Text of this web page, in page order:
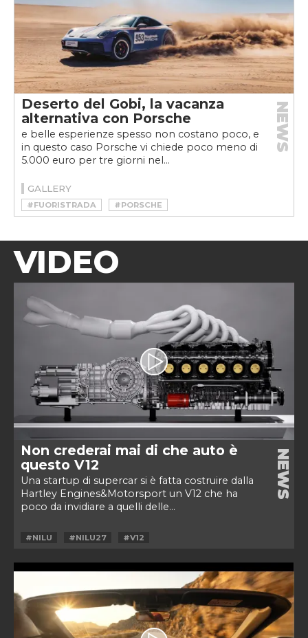
Deserto del Gobi, la vacanza
alternativa con Porsche
e belle esperienze spesso non costano poco, e
in questo caso Porsche vi chiede poco meno di
5.000 euro per tre giorni nel...
NEWS
GALLERY
#FUORISTRADA #PORSCHE
VIDEO
Non crederai mai di che auto è
questo V12
Una startup di supercar si è fatta costruire dalla
Hartley Engines&Motorsport un V12 che ha
poco da invidiare a quelli delle...
NEWS
#NILU #NILU27 #V12